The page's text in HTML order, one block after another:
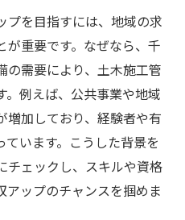
プを目指すには、地域の求
が重要です。なぜなら、千
の需要により、土木施工管
例えば、公共事業や地域
増加しており、経験者や有
います。こうした背景を
チェックし、スキルや資格
アップのチャンスを掴めま